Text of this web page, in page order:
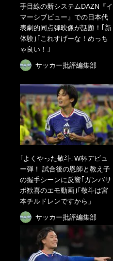
手目線の新システムDAZN『イ
マーシブビュー』での日本代
表劇的同点弾映像が話題！｢新
体験｣｢これすげーな！めっち
ゃ良い！｣
サッカー批評編集部
｢よくやった敬斗｣W杯デビュ
ー弾！ 試合後の恩師と教え子
の握手シーンに反響｢ガンバサ
ポ歓喜のエモ動画｣｢敬斗は宮
本チルドレンですから」
サッカー批評編集部